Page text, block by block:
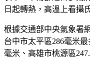
日起轉熱，高溫上看攝
根據交通部中央氣象署
台中市太平區286毫米
毫米、高雄市桃源區